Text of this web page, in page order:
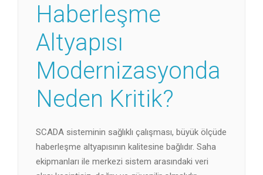
Haberleşme
Altyapısı
Modernizasyonda
Neden Kritik?
SCADA sisteminin sağlıklı çalışması, büyük ölçüde
haberleşme altyapısının kalitesine bağlıdır. Saha
ekipmanları ile merkezi sistem arasındaki veri